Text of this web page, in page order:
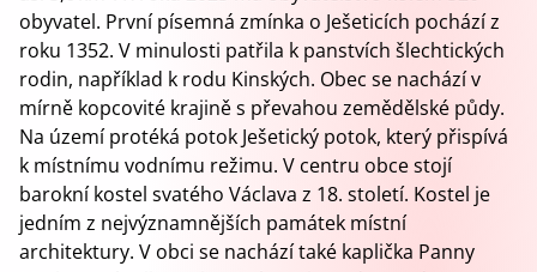
obyvatel. První písemná zmínka o Ješeticích pochází z
roku 1352. V minulosti patřila k panstvích šlechtických
rodin, například k rodu Kinských. Obec se nachází v
mírně kopcovité krajině s převahou zemědělské půdy.
Na území protéká potok Ješetický potok, který přispívá
k místnímu vodnímu režimu. V centru obce stojí
barokní kostel svatého Václava z 18. století. Kostel je
jedním z nejvýznamnějších památek místní
architektury. V obci se nachází také kaplička Panny